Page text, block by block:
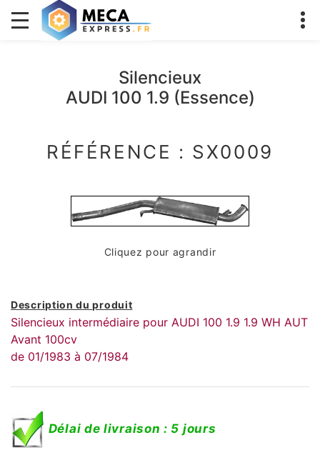
Silencieux
AUDI 100 1.9 (Essence)
RÉFÉRENCE : SX0009
Cliquez pour agrandir
Description du produit
Silencieux intermédiaire pour AUDI 100 1.9 1.9 WH AUT
Avant 100cv
de 01/1983 à 07/1984
Délai de livraison : 5 jours